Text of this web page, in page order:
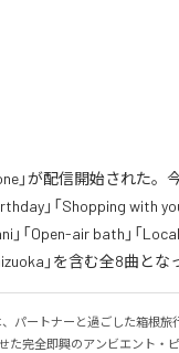
」が配信開始された
」「Shopping with
」「Open-air bath」「
」を含む全8曲とな
、パートナーと過ごした箱根
た完全即興のアンビエント・